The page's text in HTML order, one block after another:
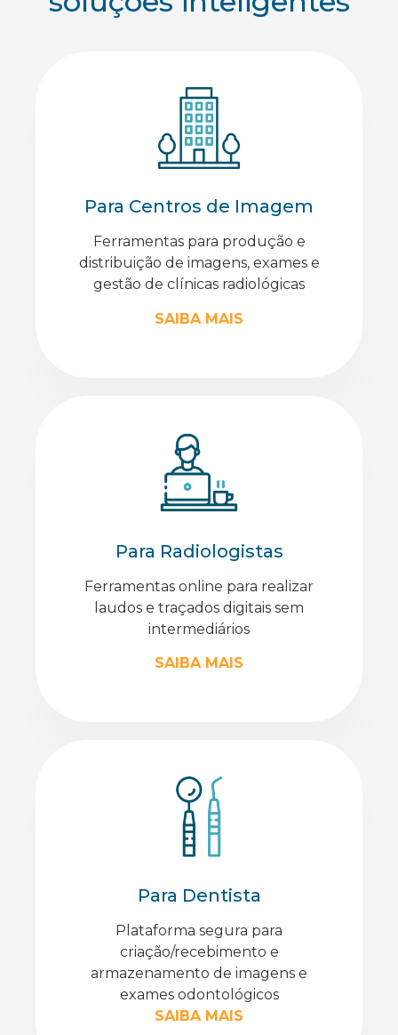
Para Centros de Imagem
Ferramentas para produção e
distribuição de imagens, exames e
gestão de clínicas radiológicas
SAIBA MAIS
Para Radiologistas
Ferramentas online para realizar
laudos e traçados digitais sem
intermediários
SAIBA MAIS
Para Dentista
Plataforma segura para
criação/recebimento e
armazenamento de imagens e
exames odontológicos
SAIBA MAIS